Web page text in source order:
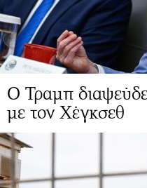
Ο Τραμπ
με τον Χέγκσεθ